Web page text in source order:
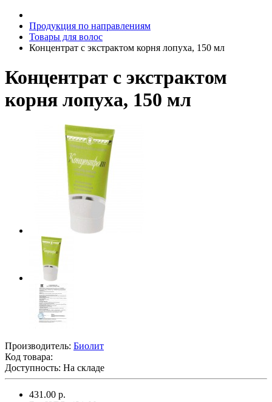
Продукция по направлениям
Товары для волос
Концентрат с экстрактом корня лопуха, 150 мл
Концентрат с экстрактом
корня лопуха, 150 мл
Производитель: Биолит
Код товара:
Доступность: На складе
431.00 р.